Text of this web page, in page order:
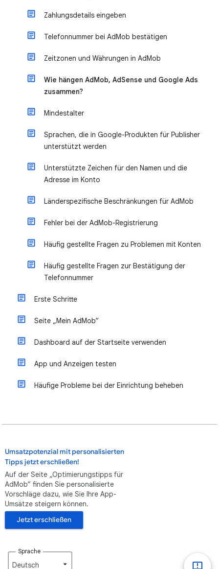
Zahlungsdetails eingeben
Telefonnummer bei AdMob bestätigen
Zeitzonen und Währungen in AdMob
Wie hängen AdMob, AdSense und Google Ads
zusammen?
Mindestalter
Sprachen, die in Google-Produkten für Publisher
unterstützt werden
Unterstützte Zeichen für den Namen und die
Adresse im Konto
Länderspezifische Beschränkungen für AdMob
Fehler bei der AdMob-Registrierung
Häufig gestellte Fragen zu Problemen mit Konten
Häufig gestellte Fragen zur Bestätigung der
Telefonnummer
Erste Schritte
Seite „Mein AdMob“
Dashboard auf der Startseite verwenden
App und Anzeigen testen
Häufige Probleme bei der Einrichtung beheben
Umsatzpotenzial mit personalisierten
Tipps jetzt erschließen!
Auf der Seite „Optimierungstipps für
AdMob“ finden Sie personalisierte
Vorschläge dazu, wie Sie Ihre App-
Umsätze steigern können.
Jetzt erschließen
Sprache
Deutsch‎